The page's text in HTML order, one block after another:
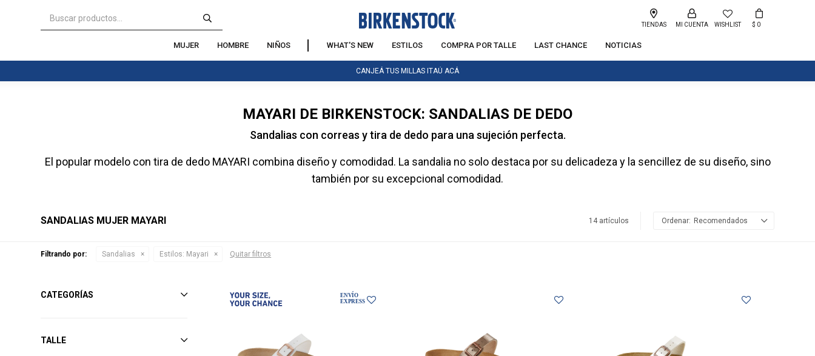
MUJER HOMBRE NIÑOS WHAT'S NEW ESTILOS COMPRA POR TALLE LAST CHANCE NOTICIAS
WISHLIST
TIENDAS $ 0
CANJEÁ TUS MILLAS ITAÚ ACÁ
MAYARI DE BIRKENSTOCK: SANDALIAS DE DEDO
Sandalias con correas y tira de dedo para una sujeción perfecta.
El popular modelo con tira de dedo MAYARI combina diseño y comodidad. La sandalia no solo destaca por su delicadeza y la sencillez de su diseño, sino
también por su excepcional comodidad.
SANDALIAS MUJER MAYARI 14 artículos Recomendados
Filtrando por: Sandalias Estilos: Mayari Quitar filtros
CATEGORÍAS
TALLE